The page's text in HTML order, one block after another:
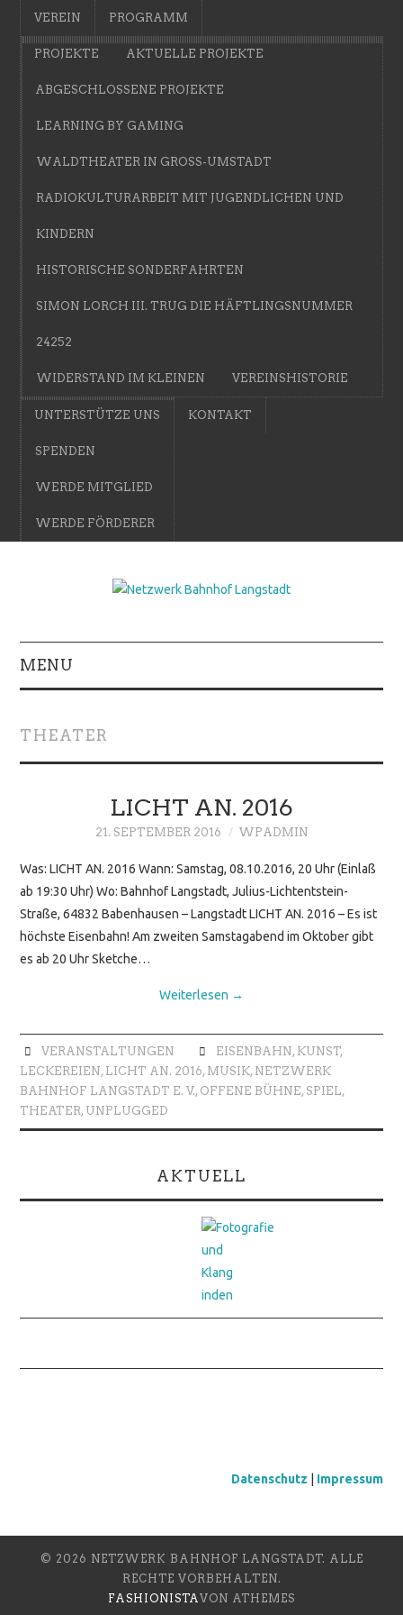
VEREIN PROGRAMM
PROJEKTE AKTUELLE PROJEKTE
ABGESCHLOSSENE PROJEKTE
LEARNING BY GAMING
WALDTHEATER IN GROSS-UMSTADT
RADIOKULTURARBEIT MIT JUGENDLICHEN UND
KINDERN
HISTORISCHE SONDERFAHRTEN
SIMON LORCH III. TRUG DIE HÄFTLINGSNUMMER
24252
WIDERSTAND IM KLEINEN VEREINSHISTORIE
UNTERSTÜTZE UNS
SPENDEN
WERDE MITGLIED
WERDE FÖRDERER
KONTAKT
MENU
THEATER
LICHT AN. 2016
21. SEPTEMBER 2016 WPADMIN
Was: LICHT AN. 2016 Wann: Samstag, 08.10.2016, 20 Uhr (Einlaß
ab 19:30 Uhr) Wo: Bahnhof Langstadt, Julius-Lichtentstein-
Straße, 64832 Babenhausen – Langstadt LICHT AN. 2016 – Es ist
höchste Eisenbahn! Am zweiten Samstagabend im Oktober gibt
es ab 20 Uhr Sketche…
Weiterlesen →
VERANSTALTUNGEN EISENBAHN, KUNST,
LECKEREIEN, LICHT AN. 2016, MUSIK, NETZWERK
BAHNHOF LANGSTADT E. V., OFFENE BÜHNE, SPIEL,
THEATER, UNPLUGGED
AKTUELL
Datenschutz Impressum
© 2026 NETZWERK BAHNHOF LANGSTADT. ALLE
RECHTE VORBEHALTEN.
FASHIONISTAVON ATHEMES